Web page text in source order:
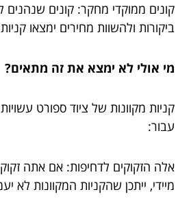
קונים ממוקדי מחקר: קונים שנהנים
ביקורות ולהשוות מחירים ימצאו
מי אולי לא ימצא את זה מתאים?
קניות מקוונות של ציוד ספורט
עבור:
אלה הזקוקים לדחיפות: אם אתה זקוק
מיידי, ייתכן שהקניות המקוונות לא